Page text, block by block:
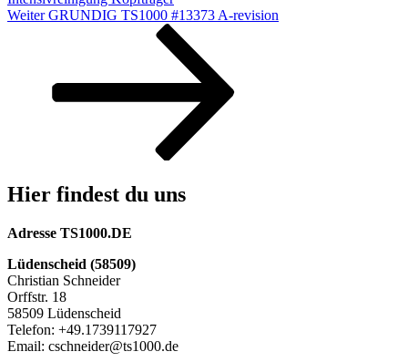
Nächster
Weiter GRUNDIG TS1000 #13373 A-revision
Hier findest du uns
Adresse TS1000.DE
Lüdenscheid (58509)
Christian Schneider
Orffstr. 18
58509 Lüdenscheid
Telefon: +49.1739117927
Email: cschneider@ts1000.de